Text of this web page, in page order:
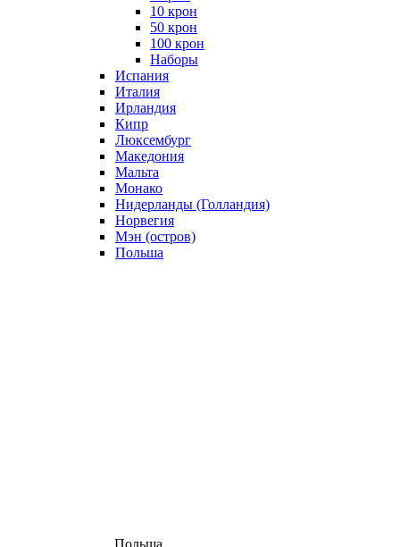
10 крон
50 крон
100 крон
Наборы
Испания
Италия
Ирландия
Кипр
Люксембург
Македония
Мальта
Монако
Нидерланды (Голландия)
Норвегия
Мэн (остров)
Польша
Польша